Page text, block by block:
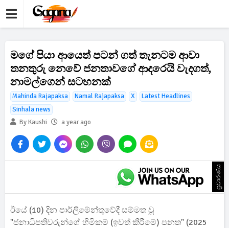
මගේ පියා ආයෙත් පටන් ගත් තැනටම ආවා
තනතුරු නෙවේ ජනතාවගේ ආදරෙයි වැදගත්,
නාමල්ගෙන් සටහනක්
Mahinda Rajapaksa Namal Rajapaksa X
Latest Headlines
Sinhala news
By Kaushi
a year ago
ප්‍රචාරණය
ඊයේ (10) දින පාර්ලිමේන්තුවේදී සම්මත වූ
"ජනාධිපතිවරුන්ගේ හිමිකම් (ඉවත් කිරීමේ) පනත" (2025